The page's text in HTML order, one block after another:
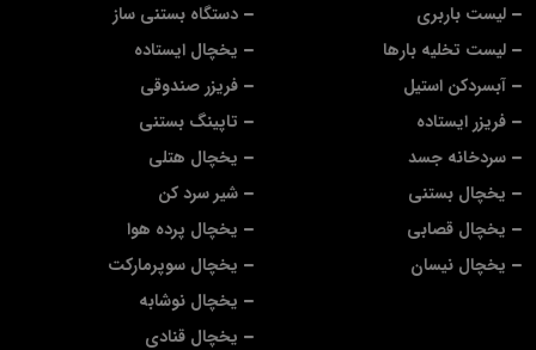
دستگاه بستنی ساز
یخچال ایستاده
فریزر صندوقی
تاپینگ بستنی
یخچال هتلی
شیر سرد کن
یخچال پرده هوا
یخچال سوپرمارکت
یخچال نوشابه
یخچال قنادی
لیست باربری
لیست تخلیه بارها
آبسردکن استیل
فریزر ایستاده
سردخانه جسد
یخچال بستنی
یخچال قصابی
یخچال نیسان